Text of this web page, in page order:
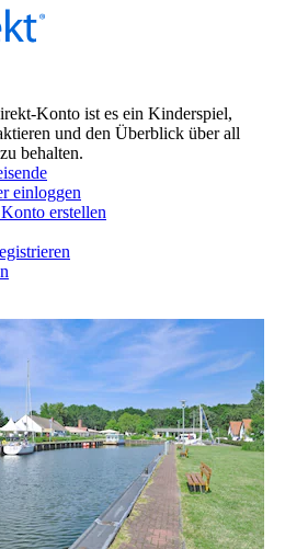
Konto ist es ein Kinderspiel,
und den Überblick über all
behalten.
einloggen
erstellen